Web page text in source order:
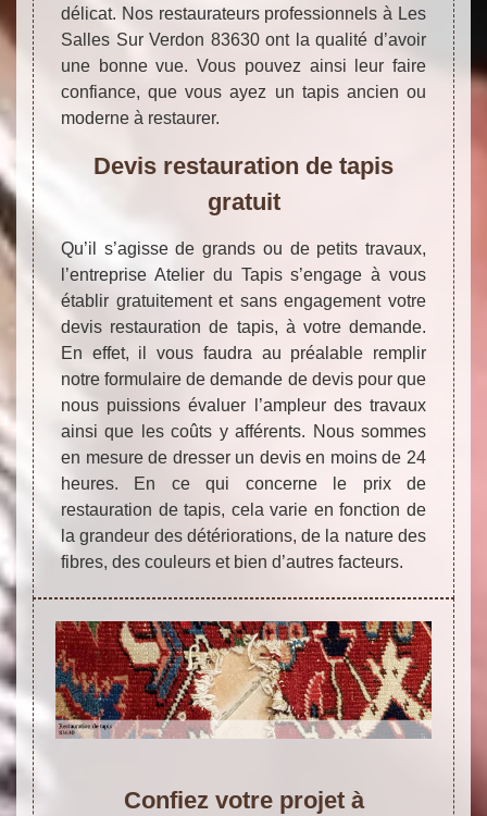
délicat. Nos restaurateurs professionnels à Les
Salles Sur Verdon 83630 ont la qualité d’avoir
une bonne vue. Vous pouvez ainsi leur faire
confiance, que vous ayez un tapis ancien ou
moderne à restaurer.
Devis restauration de tapis
gratuit
Qu’il s’agisse de grands ou de petits travaux,
l’entreprise Atelier du Tapis s’engage à vous
établir gratuitement et sans engagement votre
devis restauration de tapis, à votre demande.
En effet, il vous faudra au préalable remplir
notre formulaire de demande de devis pour que
nous puissions évaluer l’ampleur des travaux
ainsi que les coûts y afférents. Nous sommes
en mesure de dresser un devis en moins de 24
heures. En ce qui concerne le prix de
restauration de tapis, cela varie en fonction de
la grandeur des détériorations, de la nature des
fibres, des couleurs et bien d’autres facteurs.
Confiez votre projet à